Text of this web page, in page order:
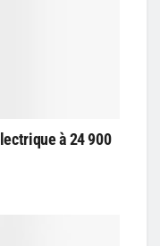
à 24 900